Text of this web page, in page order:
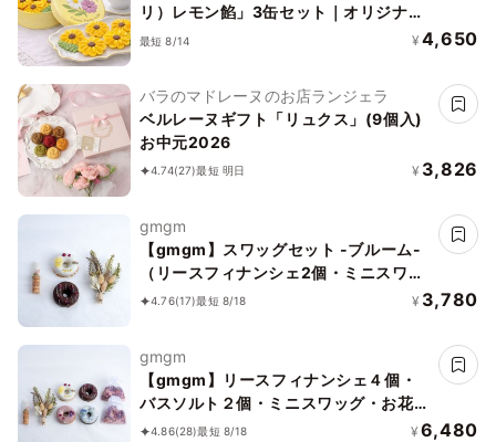
リ）レモン餡」3缶セット｜オリジナル
紙袋を3枚
最短 8/14 ¥ 4,650
バラのマドレーヌのお店ランジェラ
ベルレーヌギフト「リュクス」(9個入)
お中元2026
4.74(27)最短 明日 ¥ 3,826
gmgm
【gmgm】スワッグセット -ブルーム-
（リースフィナンシェ2個・ミニスワッ
グ・お花のマグネット）
4.76(17)最短 8/18 ¥ 3,780
gmgm
【gmgm】リースフィナンシェ４個・
バスソルト２個・ミニスワッグ・お花の
コルクマグネットのセット
4.86(28)最短 8/18 ¥ 6,480